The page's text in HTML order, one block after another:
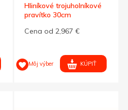
Hliníkové trojuholníkové
pravítko 30cm
Cena od 2,967 €
Môj výber KÚPIŤ